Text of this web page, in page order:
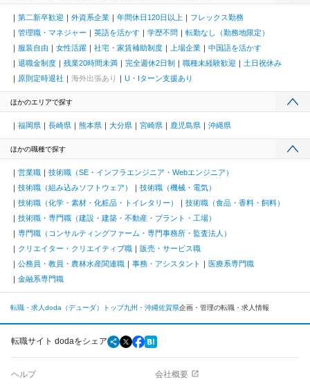
第二新卒歓迎 外資系企業 年間休日120日以上
フレックス勤務
管理職・マネジャー
英語を活かす 学歴不問
転勤なし（勤務地限定）
服装自由
女性活躍 社宅・家賃補助制度 上場企業
中国語を活かす
退職金制度
残業20時間未満 完全週休2日制 職種未経験歓迎
土日祝休み
原則定時退社
海外出張あり U・Iターン支援あり
ほかのエリアで探す
福岡県 長崎県 熊本県 大分県 宮崎県 鹿児島県 沖縄県
ほかの職種で探す
営業職
技術職（SE・インフラエンジニア・Webエンジニア）
技術職（組み込みソフトウェア）
技術職（機械・電気）
技術職（化学・素材・化粧品・トイレタリー）
技術職（食品・香料・飼料）
技術職・専門職（建設・建築・不動産・プラント・工場）
専門職（コンサルティングファーム・専門事務所・監査法人）
クリエイター・クリエイティブ職
販売・サービス職
公務員・教員・農林水産関連職
事務・アシスタント
医療系専門職
金融系専門職
転職・求人doda（デューダ）トップ九州・沖縄佐賀県企画・管理の転職・求人情報
転職サイト dodaをシェア
ヘルプ 会社概要